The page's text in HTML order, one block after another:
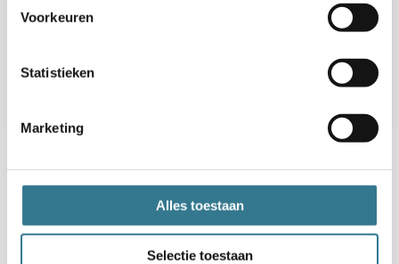
Voorkeuren
Statistieken
Marketing
Alles toestaan
Selectie toestaan